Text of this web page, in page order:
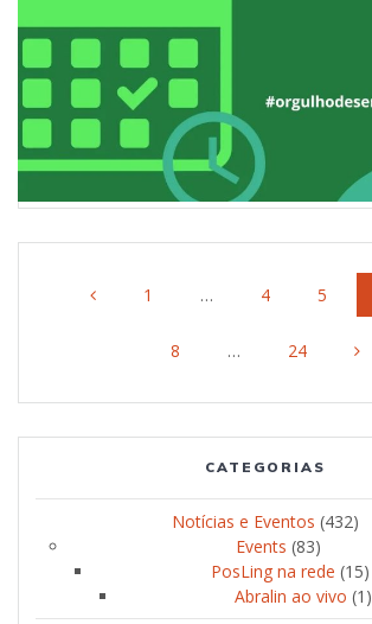
navigation
Page
1 … Page
4 Page
5
Page
8 … Page
24
CATEGORIAS
Notícias e Eventos (432)
Events (83)
PosLing na rede (15)
Abralin ao vivo (1)